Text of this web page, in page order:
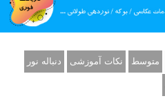
متوسط نکات آموزشی دنباله نور